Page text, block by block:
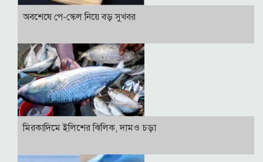
অবশেষে পে-স্কেল নিয়ে বড় সুখবর
মিরকাদিমে ইলিশের ঝিলিক, দামও চড়া